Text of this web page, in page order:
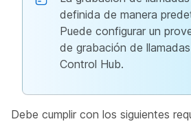
definida de manera
Puede configurar un
de grabación de
Control Hub.
Debe cumplir con los siguientes